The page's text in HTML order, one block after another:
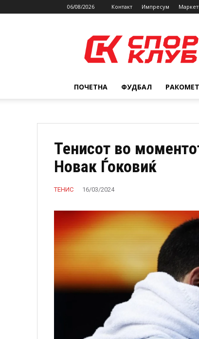
06/08/2026 Контакт Импресум
ПОЧЕТНА ФУДБАЛ РАКОМЕТ
Тенисот во
Новак Ѓоковиќ
ТЕНИС 16/03/2024